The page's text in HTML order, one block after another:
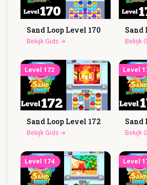
Sand Loop Level 170
Bekijk Gids →
Sand
Bekijk
Level 172
Sand Loop Level 172
Bekijk Gids →
Level
Sand
Bekijk
Level 174 Level